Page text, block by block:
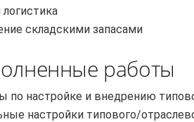
складскими запасами
работы
по настройке и внедрению
настройки типового/